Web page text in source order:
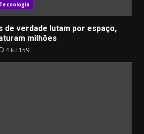
Tecnologia
de verdade lutam por espaço,
milhões
4 159